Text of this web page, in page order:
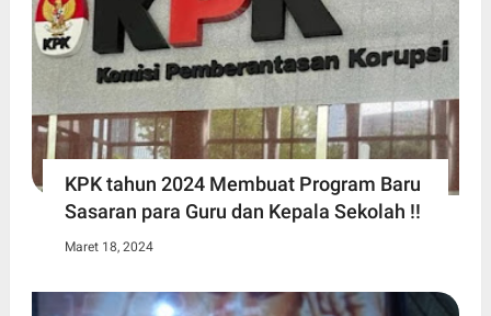
KPK tahun 2024 Membuat Program Baru
Sasaran para Guru dan Kepala Sekolah !!
Maret 18, 2024